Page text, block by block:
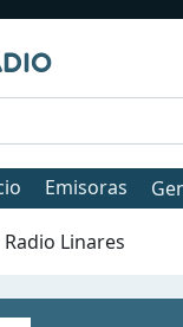
Emisoras
Radio Linares